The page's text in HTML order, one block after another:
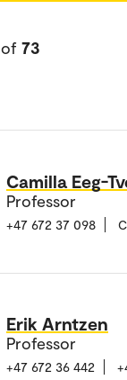
of 73
Camilla Eeg-
Professor
+47 672 37 098
Erik Arntzen
Professor
+47 672 36 442